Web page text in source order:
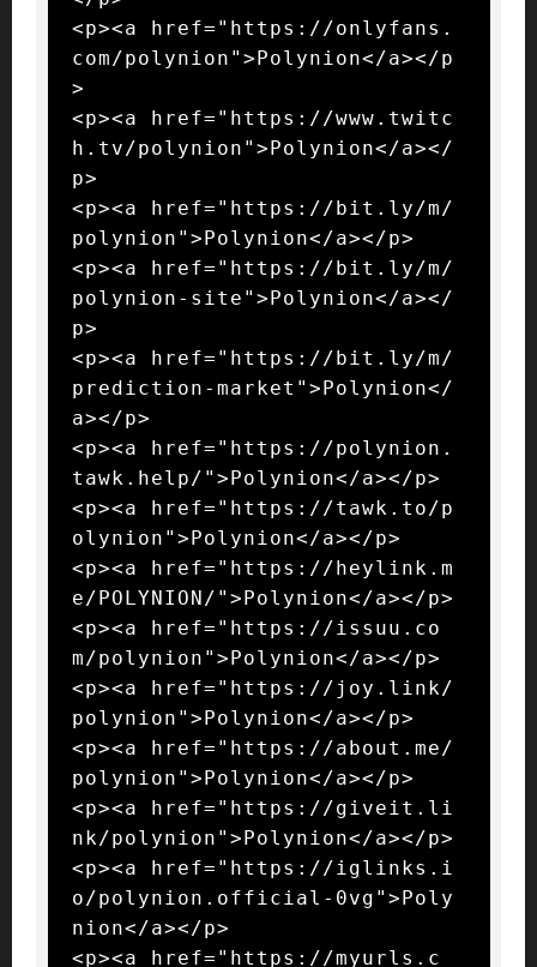
<p><a href="https://onlyfans.
com/polynion">Polynion</a></p
>
<p><a href="https://www.twitc
h.tv/polynion">Polynion</a></
p>
<p><a href="https://bit.ly/m/
polynion">Polynion</a></p>
<p><a href="https://bit.ly/m/
polynion-site">Polynion</a></
p>
<p><a href="https://bit.ly/m/
prediction-market">Polynion</
a></p>
<p><a href="https://polynion.
tawk.help/">Polynion</a></p>
<p><a href="https://tawk.to/p
olynion">Polynion</a></p>
<p><a href="https://heylink.m
e/POLYNION/">Polynion</a></p>
<p><a href="https://issuu.co
m/polynion">Polynion</a></p>
<p><a href="https://joy.link/
polynion">Polynion</a></p>
<p><a href="https://about.me/
polynion">Polynion</a></p>
<p><a href="https://giveit.li
nk/polynion">Polynion</a></p>
<p><a href="https://iglinks.i
o/polynion.official-0vg">Poly
nion</a></p>
<p><a href="https://myurls.c